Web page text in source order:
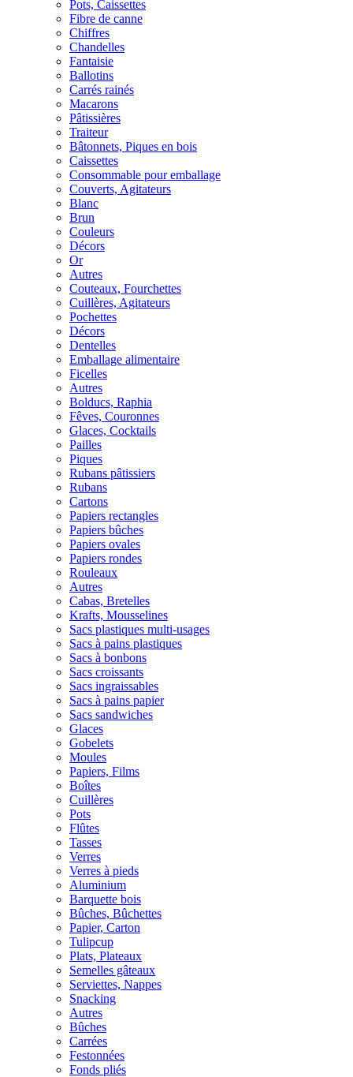
Pots, Caissettes
Fibre de canne
Chiffres
Chandelles
Fantaisie
Ballotins
Carrés rainés
Macarons
Pâtissières
Traiteur
Bâtonnets, Piques en bois
Caissettes
Consommable pour emballage
Couverts, Agitateurs
Blanc
Brun
Couleurs
Décors
Or
Autres
Couteaux, Fourchettes
Cuillères, Agitateurs
Pochettes
Décors
Dentelles
Emballage alimentaire
Ficelles
Autres
Bolducs, Raphia
Fêves, Couronnes
Glaces, Cocktails
Pailles
Piques
Rubans pâtissiers
Rubans
Cartons
Papiers rectangles
Papiers bûches
Papiers ovales
Papiers rondes
Rouleaux
Autres
Cabas, Bretelles
Krafts, Mousselines
Sacs plastiques multi-usages
Sacs à pains plastiques
Sacs à bonbons
Sacs croissants
Sacs ingraissables
Sacs à pains papier
Sacs sandwiches
Glaces
Gobelets
Moules
Papiers, Films
Boîtes
Cuillères
Pots
Flûtes
Tasses
Verres
Verres à pieds
Aluminium
Barquette bois
Bûches, Bûchettes
Papier, Carton
Tulipcup
Plats, Plateaux
Semelles gâteaux
Serviettes, Nappes
Snacking
Autres
Bûches
Carrées
Festonnées
Fonds pliés